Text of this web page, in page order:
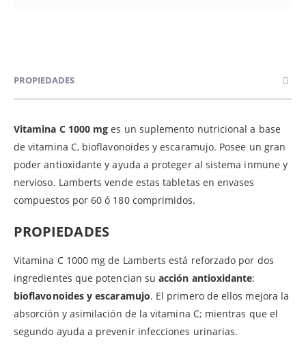
PROPIEDADES
Vitamina C 1000 mges un suplemento nutricional a base
de vitamina C, bioflavonoides y escaramujo. Posee un gran
poder antioxidante y ayuda a proteger al sistema inmune y
nervioso. Lamberts vende estas tabletas en envases
compuestos por 60 ó 180 comprimidos.
PROPIEDADES
Vitamina C 1000 mg de Lamberts está reforzado por dos
ingredientes que potencian suacción antioxidante:
bioflavonoides y escaramujo. El primero de ellos mejora la
absorción y asimilación de la vitamina C; mientras que el
segundo ayuda a prevenir infecciones urinarias.